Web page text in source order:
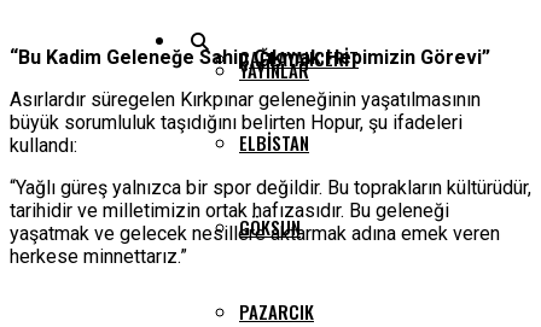
YAYINLAR
ÇAĞLAYANCERIT
ELBISTAN
GÖKSUN
PAZARCIK
“Bu Kadim Geleneğe Sahip Çıkmak Hepimizin Görevi”
Asırlardır süregelen Kırkpınar geleneğinin yaşatılmasının
büyük sorumluluk taşıdığını belirten Hopur, şu ifadeleri
kullandı:
“Yağlı güreş yalnızca bir spor değildir. Bu toprakların kültürüdür,
tarihidir ve milletimizin ortak hafızasıdır. Bu geleneği
yaşatmak ve gelecek nesillere aktarmak adına emek veren
herkese minnettarız.”